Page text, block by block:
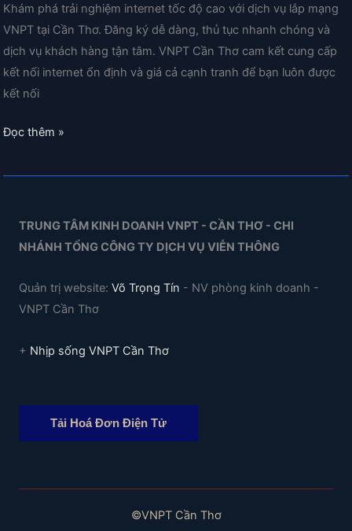
Ưu
Đãi
Hấp
Dẫn
từ
Khám phá trải nghiệm internet tốc độ cao với dịch vụ lắp mạng
VNPT tại Cần Thơ. Đăng ký dễ dàng, thủ tục nhanh chóng và
dịch vụ khách hàng tận tâm. VNPT Cần Thơ cam kết cung cấp
kết nối internet ổn định và giá cả cạnh tranh để bạn luôn được
kết nối
Lắp
VNPT
Thông
Đọc thêm »
TRUNG TÂM KINH DOANH VNPT - CẦN THƠ - CHI
NHÁNH TỔNG CÔNG TY DỊCH VỤ VIỄN THÔNG
Quản trị website: Võ Trọng Tín - NV phòng kinh doanh -
VNPT Cần Thơ
+ Nhịp sống VNPT Cần Thơ
Tải Hoá Đơn Điện Tử
©VNPT Cần Thơ